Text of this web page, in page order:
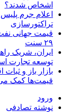
اشخاص شدند؟
اعلام جرم
تراکتورسازی
۲۹ سنت
ایران، شریک
توسعه تجارت
بازار باز و
قیمت‌ها کمک
ورود
نوشته تصادفی